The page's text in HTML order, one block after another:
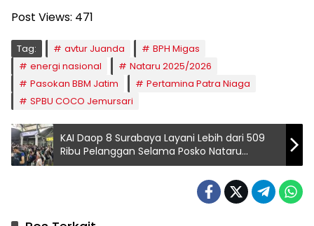
Post Views: 471
Tag: avtur Juanda
BPH Migas
energi nasional
Nataru 2025/2026
Pasokan BBM Jatim
Pertamina Patra Niaga
SPBU COCO Jemursari
KAI Daop 8 Surabaya Layani Lebih dari 509
Ribu Pelanggan Selama Posko Nataru
2025/2026